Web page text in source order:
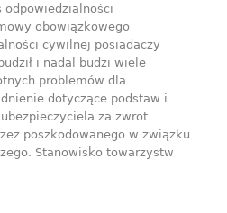
odpowiedzialności
obowiązkowego
cywilnej posiadaczy
i nadal budzi wiele
problemów dla
dotyczące podstaw i
za zwrot
poszkodowanego w związku
Stanowisko towarzystw